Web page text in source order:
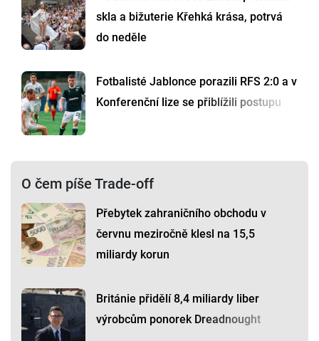
skla a bižuterie Křehká krása, potrvá
do neděle
Fotbalisté Jablonce porazili RFS 2:0 a v
Konferenční lize se přiblížili postupu
O čem píše Trade-off
Přebytek zahraničního obchodu v
červnu meziročně klesl na 15,5
miliardy korun
Británie přidělí 8,4 miliardy liber
výrobcům ponorek Dreadnought